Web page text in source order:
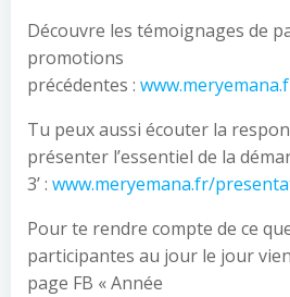
Découvre les témoignages de
promotions
précédentes :
Tu peux aussi écouter la
présenter l’essentiel de la
3’ : www.meryemana.fr/
Pour te rendre compte de ce
participantes au jour le jour
page FB « Année